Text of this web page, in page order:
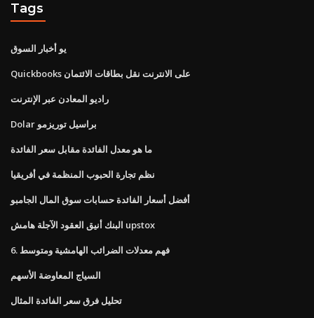
Tags
يو أخبار السوق
Quickbooks على الانترنت نقل بطاقات الائتمان
راديو المعادن عبر الإنترنت
Dolar براسيل توريزمو
ما هو معدل الفائدة مقابل سعر الفائدة
نظم تجارة الحبوب المنظمة في أفريقيا
أفضل أسعار الفائدة حسابات سوق المال الجامبو
البنك أنيق العقود الآجلة هامش upstox
6. فهم معدلات الضرائب الهامشية ومتوسط
السياج المعاوضة الأسهم
تحليل فرق سعر الفائدة المثال